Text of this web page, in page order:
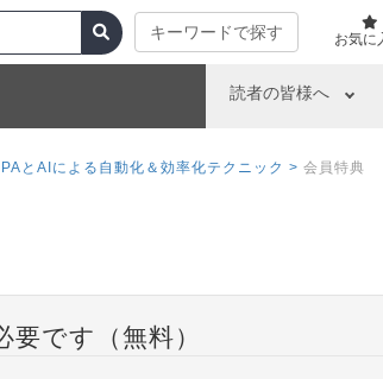
キーワードで探す お気に
読者の皆様へ
とAIによる自動化＆効率化テクニック > 会員特典
です（無料）